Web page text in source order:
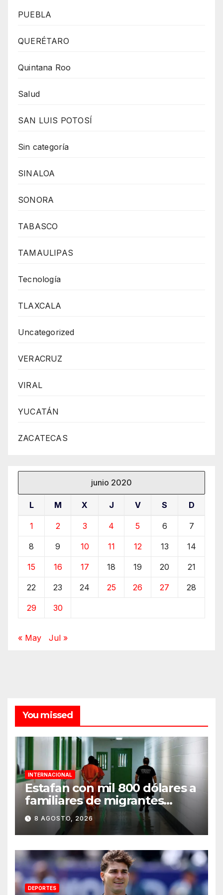
PUEBLA
QUERÉTARO
Quintana Roo
Salud
SAN LUIS POTOSÍ
Sin categoría
SINALOA
SONORA
TABASCO
TAMAULIPAS
Tecnología
TLAXCALA
Uncategorized
VERACRUZ
VIRAL
YUCATÁN
ZACATECAS
junio 2020
L M X J V S D
1 2 3 4 5 6 7
8 9 10 11 12 13 14
15 16 17 18 19 20 21
22 23 24 25 26 27 28
29 30
« May Jul »
You missed
INTERNACIONAL
Estafan con mil 800 dólares a
familiares de migrantes
detenidos en Estados Unidos;
prometen liberarlos
8 AGOSTO, 2026
DEPORTES